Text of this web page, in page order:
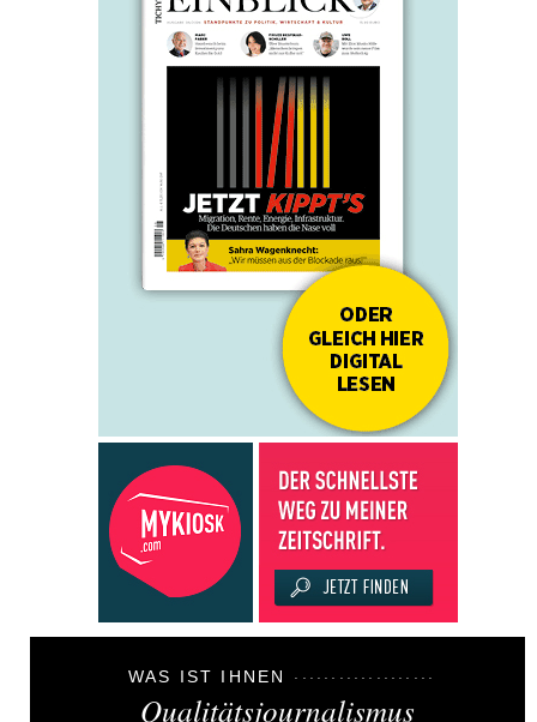
WAS IST IHNEN
Qualitätsjournalismus